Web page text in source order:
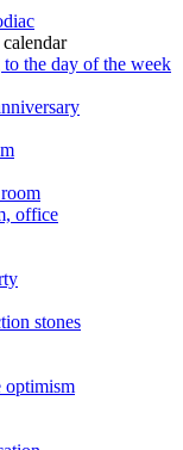
the day of the week
office
stones
optimism